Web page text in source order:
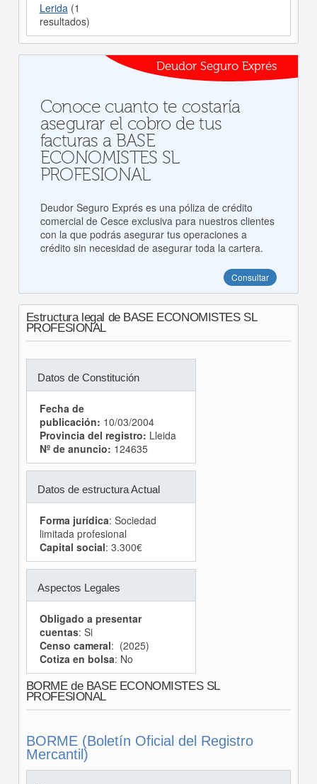
Lerida(1
resultados)
Deudor Seguro Exprés
Conoce cuanto te costaría
asegurar el cobro de tus
facturas a BASE
ECONOMISTES SL
PROFESIONAL
Deudor Seguro Exprés es una póliza de crédito
comercial de Cesce exclusiva para nuestros clientes
con la que podrás asegurar tus operaciones a
crédito sin necesidad de asegurar toda la cartera.
Consultar
Estructura legal de BASE ECONOMISTES SL
PROFESIONAL
Datos de Constitución
Fecha de
publicación: 10/03/2004
Provincia del registro: Lleida
Nº de anuncio: 124635
Datos de estructura Actual
Forma jurídica: Sociedad
limitada profesional
Capital social: 3.300€
Aspectos Legales
Obligado a presentar
cuentas: Si
Censo cameral: (2025)
Cotiza en bolsa: No
BORME de BASE ECONOMISTES SL
PROFESIONAL
BORME (Boletín Oficial del Registro
Mercantil)